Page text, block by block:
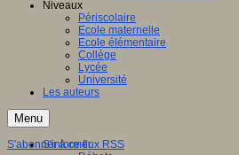
Niveaux
Périscolaire
Ecole maternelle
Ecole élémentaire
Collège
Lycée
Université
Les auteurs
Menu
S'informer
S'abonner à ce flux RSS